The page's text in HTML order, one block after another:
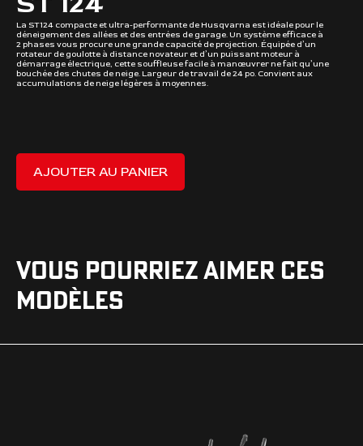
La ST124 compacte et ultra-performante de Husqvarna est idéale pour le
déneigement des allées et des entrées de garage. Un système efficace à
2 phases vous procure une grande capacité de projection. Équipée d’un
rotateur de goulotte à distance novateur et d’un puissant moteur à
démarrage électrique, cette souffleuse facile à manœuvrer ne fait qu’une
bouchée des chutes de neige. Largeur de travail de 24 po. Convient aux
accumulations de neige légères à moyennes.
AJOUTER AU PANIER
VOUS POURRIEZ AIMER CES
MODÈLES